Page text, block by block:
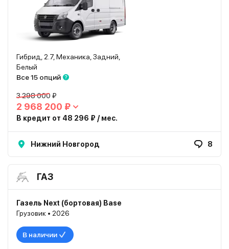
Гибрид, 2.7, Механика, Задний,
Белый
Все 15 опций
3 298 000 ₽
2 968 200 ₽
В кредит от 48 296 ₽ / мес.
Нижний Новгород 8
ГАЗ
Газель Next (бортовая) Base
Грузовик • 2026
В наличии